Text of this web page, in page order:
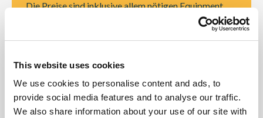
This website uses cookies
We use cookies to personalise content and ads, to
provide social media features and to analyse our traffic.
We also share information about your use of our site with
Die Preise sind inklusive allem nötigen Equipment
außer Neoprenanzug. Bei Bedarf kann dieser für 10€
Personen auf Anfrage bei Vorabbuchung & in der
Nebensaison